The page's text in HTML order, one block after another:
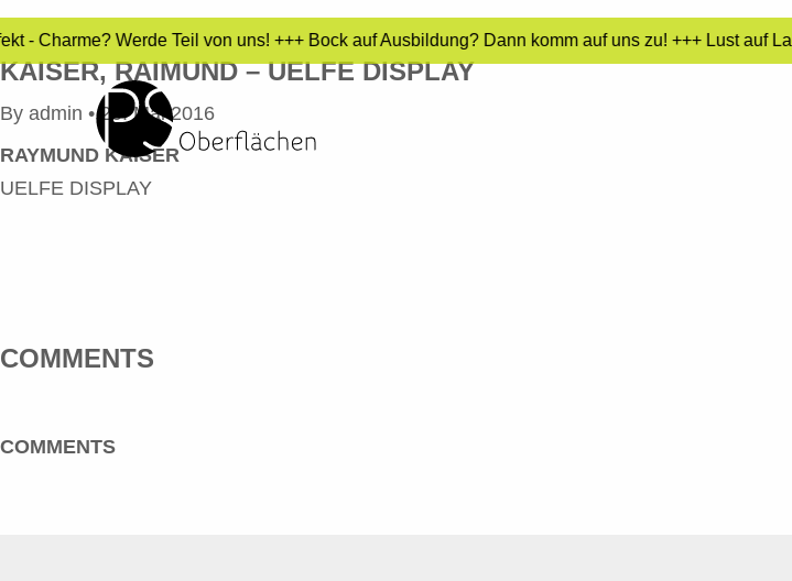
Charme? Werde Teil von uns! +++ Bock auf Ausbildung? Dann komm auf uns zu! +++ Lust
KAISER, RAIMUND – UELFE DISPLAY
By admin •20. Mai 2016
RAYMUND KAISER
UELFE DISPLAY
COMMENTS
COMMENTS